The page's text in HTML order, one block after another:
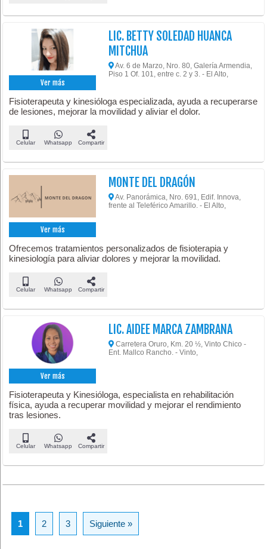
Ver más
LIC. BETTY SOLEDAD HUANCA
MITCHUA
Av. 6 de Marzo, Nro. 80, Galería Armendia,
Piso 1 Of. 101, entre c. 2 y 3. - El Alto,
Fisioterapeuta y kinesióloga especializada, ayuda a recuperarse
de lesiones, mejorar la movilidad y aliviar el dolor.
Celular Whatsapp Compartir
Ver más
MONTE DEL DRAGÓN
Av. Panorámica, Nro. 691, Edif. Innova,
frente al Teleférico Amarillo. - El Alto,
Ofrecemos tratamientos personalizados de fisioterapia y
kinesiología para aliviar dolores y mejorar la movilidad.
Celular Whatsapp Compartir
Ver más
LIC. AIDEE MARCA ZAMBRANA
Carretera Oruro, Km. 20 ½, Vinto Chico -
Ent. Mallco Rancho. - Vinto,
Fisioterapeuta y Kinesióloga, especialista en rehabilitación
física, ayuda a recuperar movilidad y mejorar el rendimiento
tras lesiones.
Celular Whatsapp Compartir
1 2 3 Siguiente »